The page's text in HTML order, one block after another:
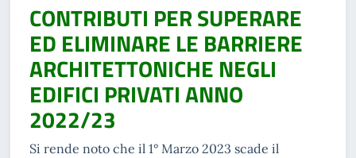
CONTRIBUTI PER SUPERARE
ED ELIMINARE LE BARRIERE
ARCHITETTONICHE NEGLI
EDIFICI PRIVATI ANNO
2022/23
Si rende noto che il 1° Marzo 2023 scade il